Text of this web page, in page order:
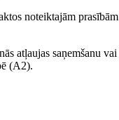
noteiktajām
atļaujas saņemšanu
(A2).